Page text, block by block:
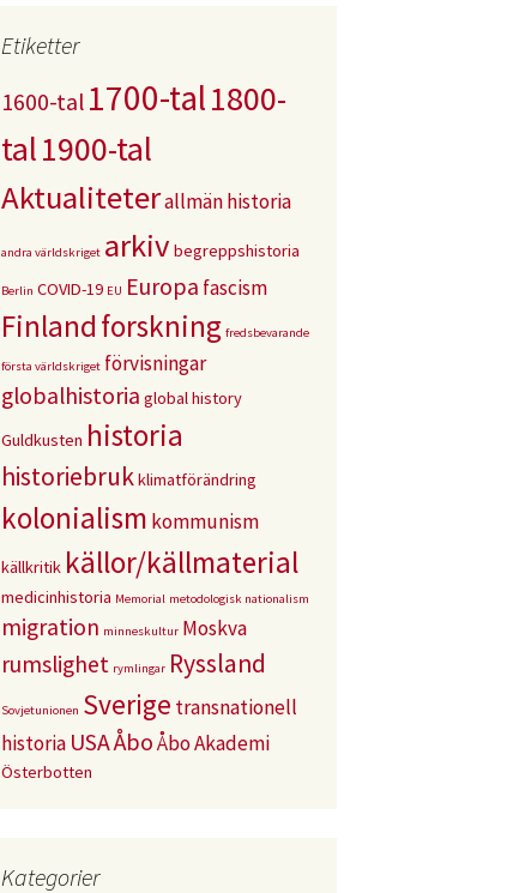
Etiketter
1600-tal 1700-tal1800-
tal1900-tal
Aktualiteterallmän historia
andra världskriget arkiv begreppshistoria
Berlin COVID-19 EU Europa fascism
Finlandforskning fredsbevarande
första världskriget förvisningar
globalhistoria global history
Guldkusten historia
historiebrukklimatförändring
kolonialism kommunism
källkritik källor/källmaterial
medicinhistoria Memorial metodologisk nationalism
migration minneskultur Moskva
rumslighet rymlingar Ryssland
Sovjetunionen Sverige transnationell
historia USAÅboÅbo Akademi
Österbotten
Kategorier